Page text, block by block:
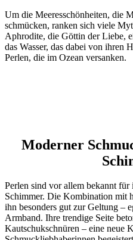
Um die Meeresschönheiten, die
schmücken, ranken sich viele
Aphrodite, die Göttin der Liebe,
das Wasser, das dabei von ihren
Perlen, die im Ozean versanken.
Moderner
Perlen sind vor allem bekannt
Schimmer. Die Kombination mit
ihn besonders gut zur Geltung –
Armband. Ihre trendige Seite
Kautschukschnüren – eine neue